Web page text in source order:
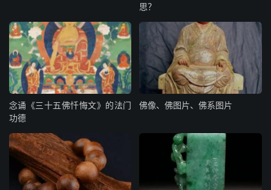
思？
念诵《三十五佛忏悔文》的法门
功德
佛像、佛图片、佛系图片